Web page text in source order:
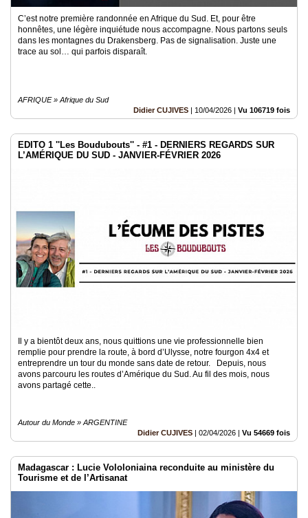
C’est notre première randonnée en Afrique du Sud. Et, pour être
honnêtes, une légère inquiétude nous accompagne. Nous partons seuls
dans les montagnes du Drakensberg. Pas de signalisation. Juste une
trace au sol… qui parfois disparaît.
AFRIQUE » Afrique du Sud
Didier CUJIVES | 10/04/2026 | Vu 106719 fois
EDITO 1 ''Les Boudubouts'' - #1 - DERNIERS REGARDS SUR
L’AMÉRIQUE DU SUD - JANVIER-FÉVRIER 2026
Il y a bientôt deux ans, nous quittions une vie professionnelle bien
remplie pour prendre la route, à bord d’Ulysse, notre fourgon 4x4 et
entreprendre un tour du monde sans date de retour. Depuis, nous
avons parcouru les routes d’Amérique du Sud. Au fil des mois, nous
avons partagé cette..
Autour du Monde » ARGENTINE
Didier CUJIVES | 02/04/2026 | Vu 54669 fois
Madagascar : Lucie Vololoniaina reconduite au ministère du
Tourisme et de l’Artisanat